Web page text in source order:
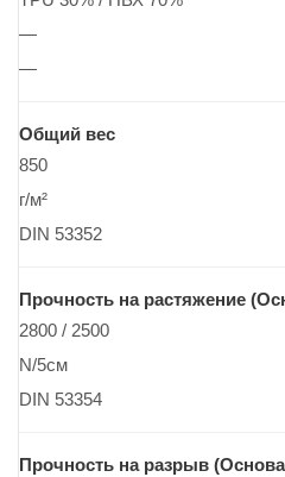
—
—
Общий вес
850
г/м²
DIN 53352
Прочность на растяжение
2800 / 2500
N/5см
DIN 53354
Прочность на разрыв